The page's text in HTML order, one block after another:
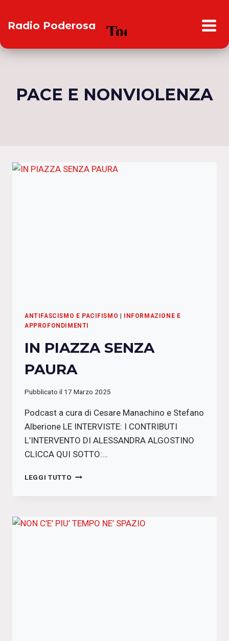
Radio Poderosa
PACE E NONVIOLENZA
ANTIFASCISMO E PACIFISMO | INFORMAZIONE E
APPROFONDIMENTI
IN PIAZZA SENZA
PAURA
Pubblicato il 17 Marzo 2025
Podcast a cura di Cesare Manachino e Stefano
Alberione LE INTERVISTE: I CONTRIBUTI
L’INTERVENTO DI ALESSANDRA ALGOSTINO
CLICCA QUI SOTTO:…
LEGGI TUTTO